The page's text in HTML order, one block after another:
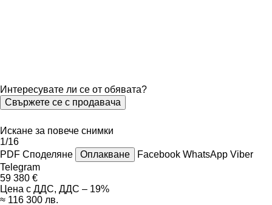
Интересувате ли се от обявата?
Свържете се с продавача
Искане за повече снимки
1/16
PDF Споделяне Оплакване Facebook WhatsApp Viber
Telegram
59 380 €
Цена с ДДС, ДДС – 19%
≈ 116 300 лв.